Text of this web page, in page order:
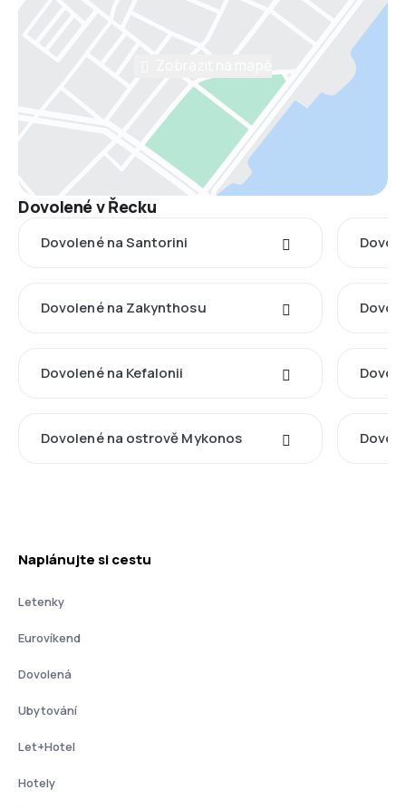
Dovolené v Řecku
Dovolené na Santorini
Dovolené na Zakynthosu
Dovolené na Kefalonii
Dovolené na ostrově Mykonos
Naplánujte si cestu
Letenky
Eurovíkend
Dovolená
Ubytování
Let+Hotel
Hotely